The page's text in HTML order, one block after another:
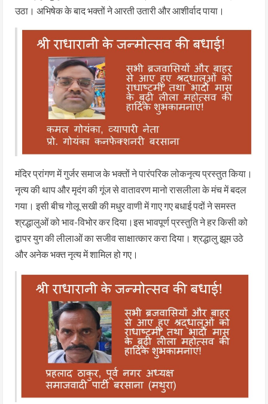
उठा। अभिषेक के बाद भक्तों ने आरती उतारी और आशीर्वाद पाया।
मंदिर प्रांगण में गुर्जर समाज के भक्तों ने पारंपरिक लोकनृत्य प्रस्तुत किया।
नृत्य की थाप और मृदंग की गूंज से वातावरण मानो रासलीला के मंच में बदल
गया। इसी बीच गोलू सखी की मधुर वाणी में गाए गए बधाई पदों ने समस्त
श्रद्धालुओं को भाव-विभोर कर दिया।इस भावपूर्ण प्रस्तुति ने हर किसी को
द्वापर युग की लीलाओं का सजीव साक्षात्कार करा दिया। श्रद्धालु झूम उठे
और अनेक भक्त नृत्य में शामिल हो गए।